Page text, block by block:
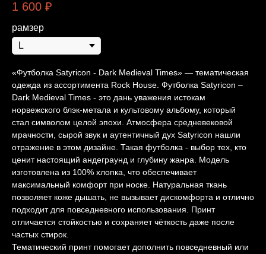
1 600 ₽
рамзер
«Футболка Satyricon - Dark Medieval Times» — тематическая
одежда из ассортимента Rock House. Футболка Satyricon –
Dark Medieval Times - это дань уважения истокам
норвежского блэк-метала и культовому альбому, который
стал символом целой эпохи. Атмосфера средневековой
мрачности, сырой звук и аутентичный дух Satyricon нашли
отражение в этом дизайне. Такая футболка - выбор тех, кто
ценит настоящий андеграунд и глубину жанра. Модель
изготовлена из 100% хлопка, что обеспечивает
максимальный комфорт при носке. Натуральная ткань
позволяет коже дышать, не вызывает дискомфорта и отлично
подходит для повседневного использования. Принт
отличается стойкостью и сохраняет чёткость даже после
частых стирок.
Тематический принт помогает дополнить повседневный или